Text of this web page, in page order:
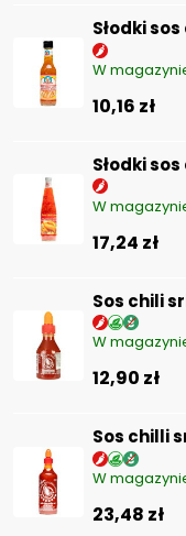
Słodki
W
10,16 zł
Słodki
W
17,24 zł
Sos chili
W
12,90 zł
Sos chilli
W
23,48 zł